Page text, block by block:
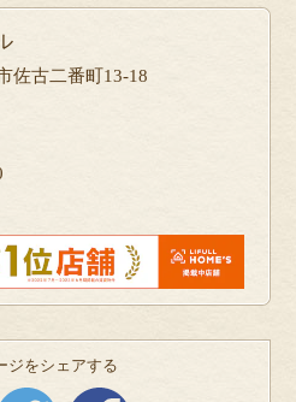
佐古二番町13-18
ジをシェアする